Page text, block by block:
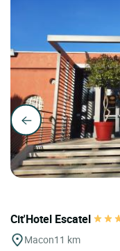
Cit'Hotel Escatel
Macon11 km